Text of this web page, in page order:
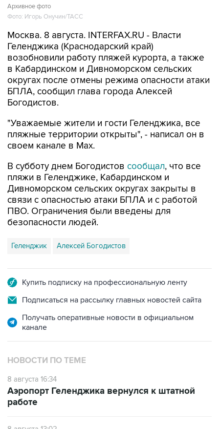
Архивное фото
Фото: Игорь Онучин/ТАСС
Москва. 8 августа. INTERFAX.RU - Власти
Геленджика (Краснодарский край)
возобновили работу пляжей курорта, а также
в Кабардинском и Дивноморском сельских
округах после отмены режима опасности атаки
БПЛА, сообщил глава города Алексей
Богодистов.
"Уважаемые жители и гости Геленджика, все
пляжные территории открыты", - написал он в
своем канале в Max.
В субботу днем Богодистов сообщал, что все
пляжи в Геленджике, Кабардинском и
Дивноморском сельских округах закрыты в
связи с опасностью атаки БПЛА и с работой
ПВО. Ограничения были введены для
безопасности людей.
Геленджик Алексей Богодистов
Купить подписку на профессиональную ленту
Подписаться на рассылку главных новостей сайта
Получать оперативные новости в официальном
канале
НОВОСТИ ПО ТЕМЕ
8 августа 16:34
Аэропорт Геленджика вернулся к штатной
работе